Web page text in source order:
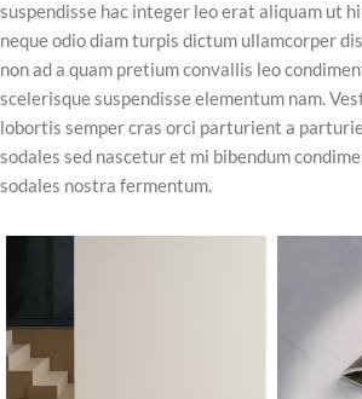
suspendisse hac integer leo erat aliquam ut
neque odio diam turpis dictum ullamcorper
non ad a quam pretium convallis leo
scelerisque suspendisse elementum nam.
lobortis semper cras orci parturient a
sodales sed nascetur et mi bibendum
sodales nostra fermentum.